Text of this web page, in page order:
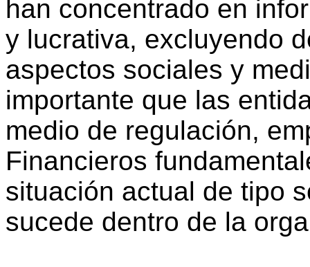
han concentrado en
y lucrativa, excluyendo
aspectos sociales y
importante que las
medio de regulación,
Financieros
situación actual de tipo
sucede dentro de la